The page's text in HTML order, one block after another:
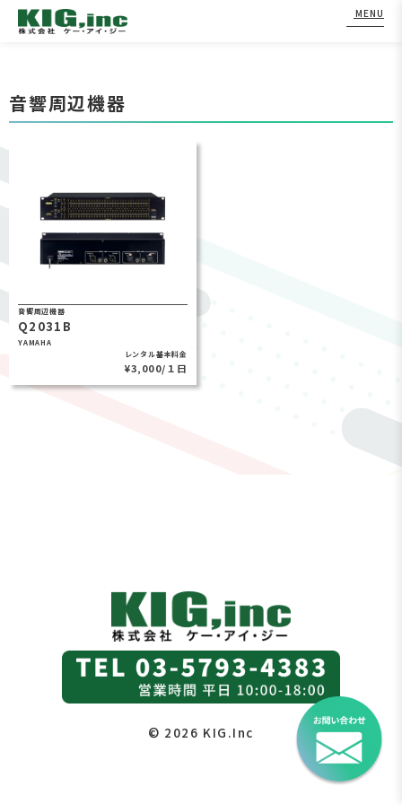
content
MENU
音響周辺機器
音響周辺機器
Q2031B
YAMAHA
レンタル基本料金
¥3,000/１日
© 2026 KIG.Inc